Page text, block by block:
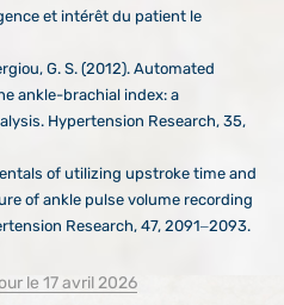
et intérêt du patient le
G. S. (2012). Automated
ankle-brachial index: a
Hypertension Research, 35,
of utilizing upstroke time and
of ankle pulse volume recording
Research, 47, 2091–2093.
le 17 avril 2026